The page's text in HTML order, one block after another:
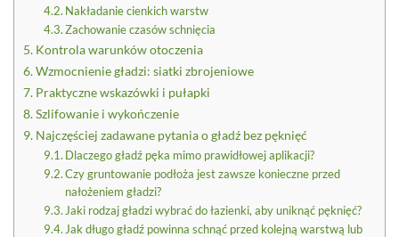
Nakładanie cienkich warstw
Zachowanie czasów schnięcia
Kontrola warunków otoczenia
Wzmocnienie gładzi: siatki zbrojeniowe
Praktyczne wskazówki i pułapki
Szlifowanie i wykończenie
Najczęściej zadawane pytania o gładź bez pęknięć
Dlaczego gładź pęka mimo prawidłowej aplikacji?
Czy gruntowanie podłoża jest zawsze konieczne przed
nałożeniem gładzi?
Jaki rodzaj gładzi wybrać do łazienki, aby uniknąć pęknięć?
Jak długo gładź powinna schnąć przed kolejną warstwą lub